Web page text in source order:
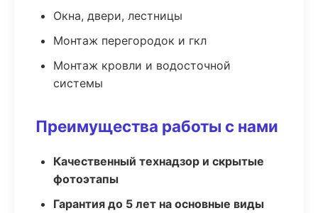
Окна, двери, лестницы
Монтаж перегородок и гкл
Монтаж кровли и водосточной
системы
Преимущества работы с нами
Качественный технадзор и скрытые
фотоэтапы
Гарантия до 5 лет на основные виды